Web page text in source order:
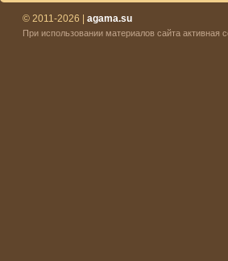
© 2011-2026 | agama.su
При использовании материалов сайта активная